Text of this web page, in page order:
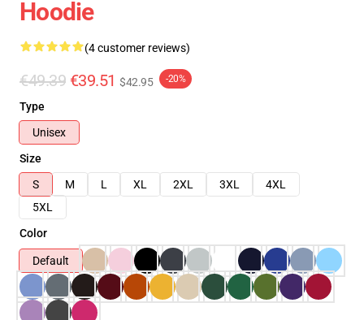
Hoodie
(4 customer reviews)
€49.39 €39.51 $42.95 -20%
Type
Unisex
Size
S
M L XL 2XL 3XL
4XL
5XL
Color
Default